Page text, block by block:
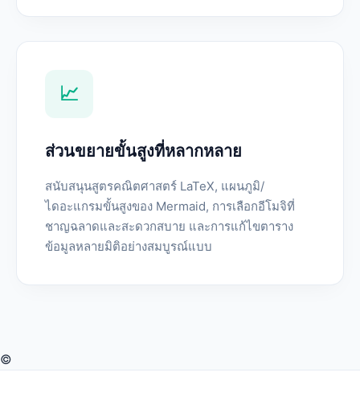
📈
ส่วนขยายขั้นสูงที่หลากหลาย
สนับสนุนสูตรคณิตศาสตร์ LaTeX, แผนภูมิ/
ไดอะแกรมขั้นสูงของ Mermaid, การเลือกอีโมจิที่
ชาญฉลาดและสะดวกสบาย และการแก้ไขตาราง
ข้อมูลหลายมิติอย่างสมบูรณ์แบบ
©